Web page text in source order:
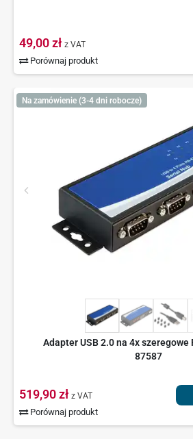
49,00 zł z VAT
Porównaj produkt
Na zamówienie (3-4 dni robocze)
Adapter USB 2.0 na 4x szeregowe
87587
519,90 zł z VAT
Porównaj produkt